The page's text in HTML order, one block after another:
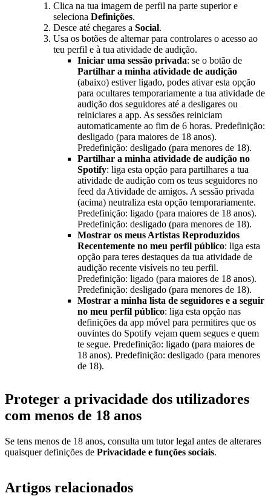
Clica na tua imagem de perfil na parte superior e
seleciona Definições.
Desce até chegares a Social.
Usa os botões de alternar para controlares o acesso ao
teu perfil e à tua atividade de audição.
Iniciar uma sessão privada: se o botão de
Partilhar a minha atividade de audição
(abaixo) estiver ligado, podes ativar esta opção
para ocultares temporariamente a tua atividade de
audição dos seguidores até a desligares ou
reiniciares a app. As sessões reiniciam
automaticamente ao fim de 6 horas. Predefinição:
desligado (para maiores de 18 anos).
Predefinição: desligado (para menores de 18).
Partilhar a minha atividade de audição no
Spotify: liga esta opção para partilhares a tua
atividade de audição com os teus seguidores no
feed da Atividade de amigos. A sessão privada
(acima) neutraliza esta opção temporariamente.
Predefinição: ligado (para maiores de 18 anos).
Predefinição: desligado (para menores de 18).
Mostrar os meus Artistas Reproduzidos
Recentemente no meu perfil público: liga esta
opção para teres destaques da tua atividade de
audição recente visíveis no teu perfil.
Predefinição: ligado (para maiores de 18 anos).
Predefinição: desligado (para menores de 18).
Mostrar a minha lista de seguidores e a seguir
no meu perfil público: liga esta opção nas
definições da app móvel para permitires que os
ouvintes do Spotify vejam quem segues e quem
te segue. Predefinição: ligado (para maiores de
18 anos). Predefinição: desligado (para menores
de 18).
Proteger a privacidade dos utilizadores
com menos de 18 anos
Se tens menos de 18 anos, consulta um tutor legal antes de alterares
quaisquer definições de Privacidade e funções sociais.
Artigos relacionados